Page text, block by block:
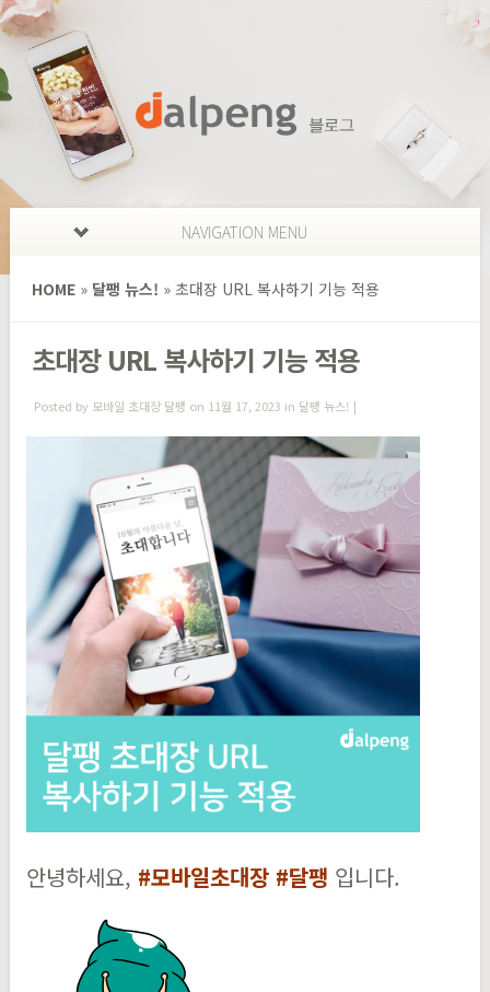
NAVIGATION MENU
HOME » 달팽 뉴스! »초대장 URL 복사하기 기능 적용
초대장 URL 복사하기 기능 적용
Posted by 모바일 초대장 달팽 on 11월 17, 2023 in 달팽 뉴스! |
안녕하세요, #모바일초대장 #달팽 입니다.